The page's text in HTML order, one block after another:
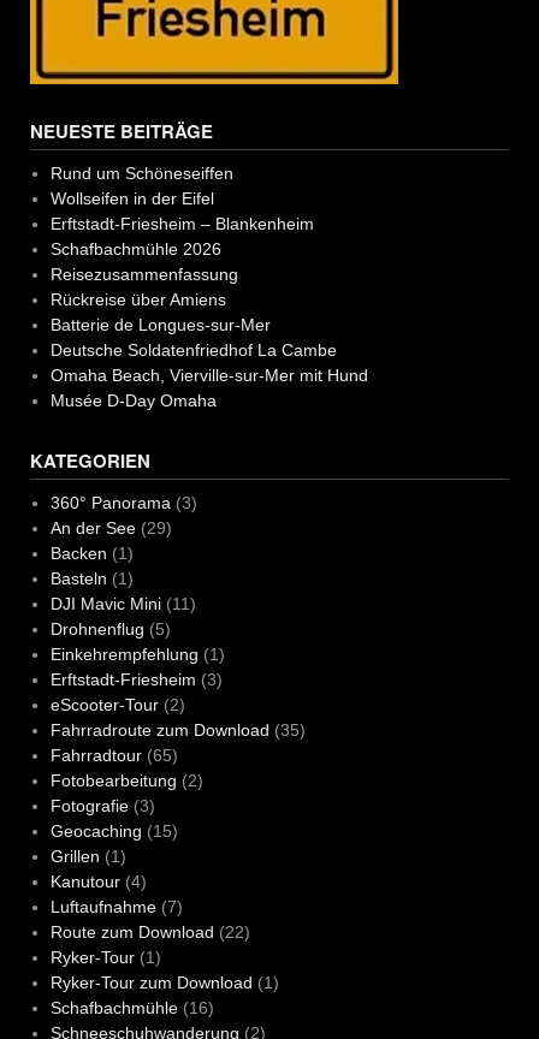
NEUESTE BEITRÄGE
Rund um Schöneseiffen
Wollseifen in der Eifel
Erftstadt-Friesheim – Blankenheim
Schafbachmühle 2026
Reisezusammenfassung
Rückreise über Amiens
Batterie de Longues-sur-Mer
Deutsche Soldatenfriedhof La Cambe
Omaha Beach, Vierville-sur-Mer mit Hund
Musée D-Day Omaha
KATEGORIEN
360° Panorama (3)
An der See(29)
Backen (1)
Basteln (1)
DJI Mavic Mini(11)
Drohnenflug (5)
Einkehrempfehlung (1)
Erftstadt-Friesheim (3)
eScooter-Tour(2)
Fahrradroute zum Download (35)
Fahrradtour(65)
Fotobearbeitung (2)
Fotografie(3)
Geocaching (15)
Grillen (1)
Kanutour(4)
Luftaufnahme(7)
Route zum Download (22)
Ryker-Tour(1)
Ryker-Tour zum Download (1)
Schafbachmühle(16)
Schneeschuhwanderung (2)